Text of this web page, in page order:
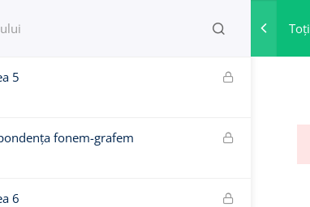
5
fonem-grafem
6